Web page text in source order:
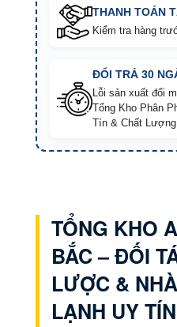
THANH TOÁN
Kiểm tra hàng
ĐỔI TRẢ 30
Lỗi sản xuất đổi
Tổng Kho Phân
Tín & Chất
TỔNG KHO
BẮC – ĐỐI
LƯỢC &
LẠNH UY TÍN